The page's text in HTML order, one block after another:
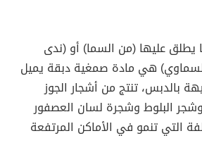
يطلق عليها (من السما) أو (ندى
هي مادة صمغية دبقة يميل
بالدبس، تنتج من أشجار الجوز
البلوط وشجرة لسان العصفور
التي تنمو في الأماكن المرتفعة